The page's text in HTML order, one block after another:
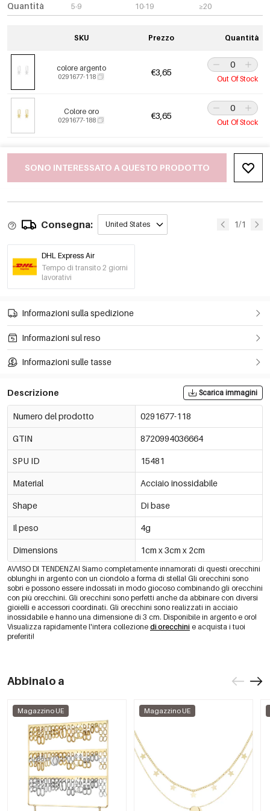
Quantità
5-9 10-19 ≥20
SKU Prezzo Quantità
colore argento
0291677-118 €3,65
Out Of Stock
Colore oro
0291677-188 €3,65
Out Of Stock
SONO INTERESSATO A QUESTO PRODOTTO
Consegna: United States 1/1
DHL Express Air
Tempo di transito 2 giorni
lavorativi
Informazioni sulla spedizione
Informazioni sul reso
Informazioni sulle tasse
Descrizione Scarica immagini
Numero del prodotto 0291677-118
GTIN 8720994036664
SPU ID 15481
Material Acciaio inossidabile
Shape Di base
Il peso 4g
Dimensions 1cm x 3cm x 2cm
AVVISO DI TENDENZA! Siamo completamente innamorati di questi orecchini
oblunghi in argento con un ciondolo a forma di stella! Gli orecchini sono
sobri e possono essere indossati in modo giocoso combinando gli orecchini
con più orecchini. Gli orecchini sono perfetti anche da abbinare con diversi
gioielli e accessori coordinati. Gli orecchini sono realizzati in acciaio
inossidabile e hanno una dimensione di 3 cm. Disponibile in argento e oro!
Visualizza rapidamente l'intera collezione di orecchini e acquista i tuoi
preferiti!
Abbinalo a
Magazzino UE Magazzino UE